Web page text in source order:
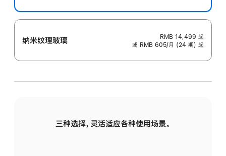
纳米纹理玻璃 RMB 14,499 起
或 RMB 605/月 (24 期) 起
三种选择，灵活适应各种使用场景。